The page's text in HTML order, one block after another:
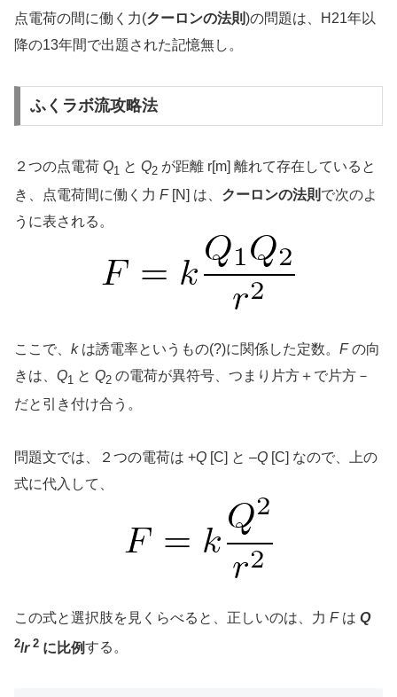
点電荷の間に働く力(クーロンの法則)の問題は、H21年以
降の13年間で出題された記憶無し。
ふくラボ流攻略法
２つの点電荷 Q1 と Q2 が距離 r[m] 離れて存在していると
き、点電荷間に働く力 F[N] は、 クーロンの法則 で次のよ
うに表される。
ここで、 kは誘電率というもの(?)に関係した定数。 Fの向
きは、 Q1 と Q2 の電荷が異符号、つまり片方＋で片方－
だと引き付け合う。
問題文では、２つの電荷は +Q [C] と –Q [C] なので、上の
式に代入して、
この式と選択肢を見くらべると、正しいのは、力 Fは Q
2/r2 に比例する。